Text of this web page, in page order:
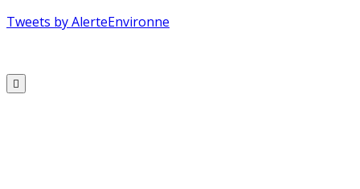
Tweets by AlerteEnvironne
to